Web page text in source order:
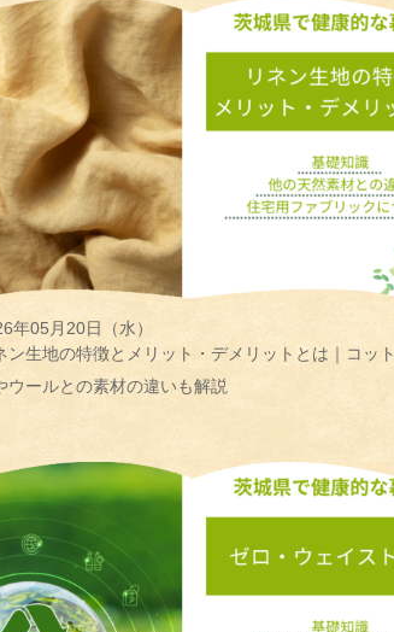
年05月20日（水）
ン生地の特徴とメリット・デメリットとは｜コット
ウールとの素材の違いも解説